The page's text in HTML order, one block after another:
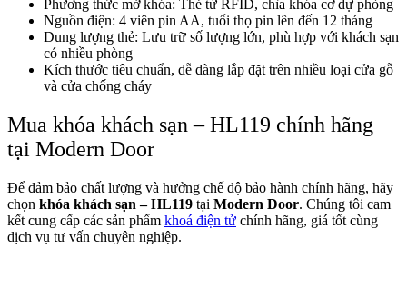
Giới thiệu CEO
Phương thức mở khóa: Thẻ từ RFID, chìa khóa cơ dự phòng
Nguồn điện: 4 viên pin AA, tuổi thọ pin lên đến 12 tháng
Dung lượng thẻ: Lưu trữ số lượng lớn, phù hợp với khách sạn
có nhiều phòng
Kích thước tiêu chuẩn, dễ dàng lắp đặt trên nhiều loại cửa gỗ
và cửa chống cháy
Mua khóa khách sạn – HL119 chính hãng
tại Modern Door
Để đảm bảo chất lượng và hưởng chế độ bảo hành chính hãng, hãy
chọn khóa khách sạn – HL119 tại Modern Door. Chúng tôi cam
kết cung cấp các sản phẩm khoá điện tử chính hãng, giá tốt cùng
dịch vụ tư vấn chuyên nghiệp.